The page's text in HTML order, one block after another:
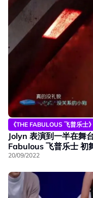
《THE FABULOUS 飞普乐士》
Jolyn 表演到一半在舞
20/09/2022